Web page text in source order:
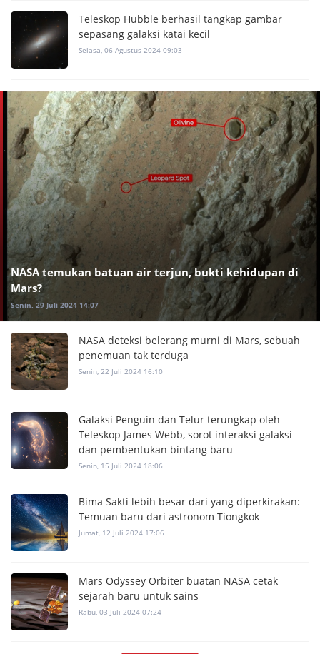
Teleskop Hubble berhasil tangkap gambar
sepasang galaksi katai kecil
Selasa, 06 Agustus 2024 09:03
NASA temukan batuan air terjun, bukti kehidupan di
Mars?
Senin, 29 Juli 2024 14:07
NASA deteksi belerang murni di Mars, sebuah
penemuan tak terduga
Senin, 22 Juli 2024 16:10
Galaksi Penguin dan Telur terungkap oleh
Teleskop James Webb, sorot interaksi galaksi
dan pembentukan bintang baru
Senin, 15 Juli 2024 18:06
Bima Sakti lebih besar dari yang diperkirakan:
Temuan baru dari astronom Tiongkok
Jumat, 12 Juli 2024 17:06
Mars Odyssey Orbiter buatan NASA cetak
sejarah baru untuk sains
Rabu, 03 Juli 2024 07:24